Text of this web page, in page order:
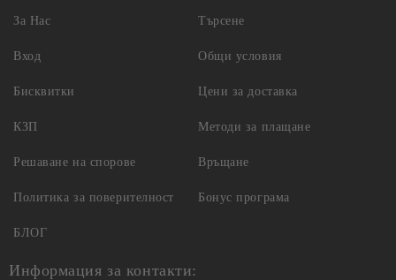
За Нас
Вход
Търсене
Общи условия
Бисквитки
КЗП
Решаване на спорове
Политика за поверителност
Цени за доставка
Методи за плащане
Връщане
Бонус програма
БЛОГ
Информация за контакти: